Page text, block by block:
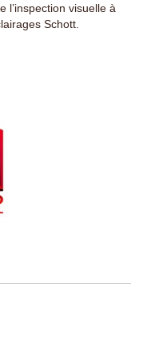
l’inspection visuelle à
Schott.